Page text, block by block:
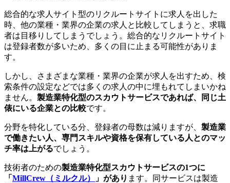
総合的な求人サイト型のリクルートサイトに求人を出した
時、他の業種・業界の企業の求人と比較してしまうと、求職
者は目移りしてしまうでしょう。総合的なリクルートサイト
は登録者数が多いため、多くの目に止まる可能性がありま
す。
しかし、さまざまな業種・業界の企業が求人を出すため、検
索条件の設定などでは多くの求人の中に埋もれてしまいかね
ません。 製造業特化型のスカウトサービスであれば、同じ土
俵にいる企業との比較です。
分野を特化している分、登録者の母数は減りますが、 製造業
で働きたい人、専門スキルや資格を保有している人とのマッ
チ率は上がるでしょう。
技術者のための製造業特化型スカウトサービスの1つに
「 MillCrew（ミルクル） 」があり ます。同サービスは製造